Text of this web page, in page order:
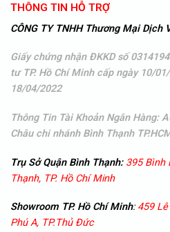
THÔNG TIN HỖ TRỢ
CÔNG TY TNHH Thương Mại Dịch
Giấy chứng nhận ĐKKD số
tư TP. Hồ Chí Minh cấp ngày 10/
18/04/2022
Thông Tin Tài Khoản Ngân Hàng:
Châu chi nhánh Bình Thạnh
Trụ Sở Quận Bình Thạnh: 395 Bình
Thạnh, TP. Hồ Chí Minh
Showroom TP. Hồ Chí Minh:459 Lê
Phú A, TP.Thủ Đức